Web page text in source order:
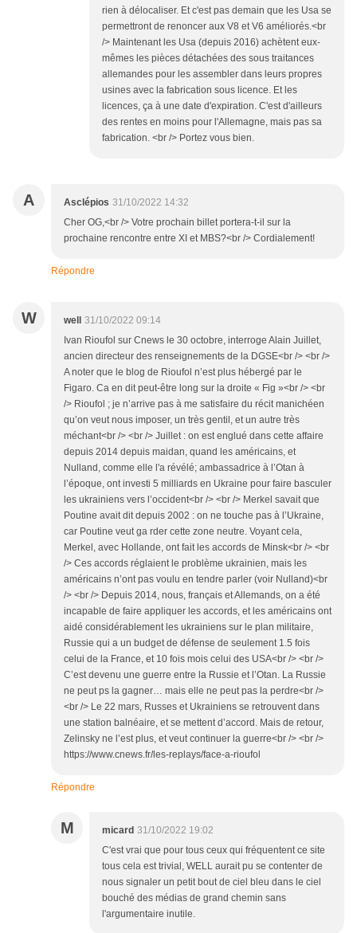
rien à délocaliser. Et c'est pas demain que les Usa se
permettront de renoncer aux V8 et V6 améliorés.<br
/> Maintenant les Usa (depuis 2016) achètent eux-
mêmes les pièces détachées des sous traitances
allemandes pour les assembler dans leurs propres
usines avec la fabrication sous licence. Et les
licences, ça à une date d'expiration. C'est d'ailleurs
des rentes en moins pour l'Allemagne, mais pas sa
fabrication. <br /> Portez vous bien.
A Asclépios 31/10/2022 14:32
Cher OG,<br /> Votre prochain billet portera-t-il sur la
prochaine rencontre entre XI et MBS?<br /> Cordialement!
Répondre
W well 31/10/2022 09:14
Ivan Rioufol sur Cnews le 30 octobre, interroge Alain Juillet,
ancien directeur des renseignements de la DGSE<br /> <br />
A noter que le blog de Rioufol n’est plus hébergé par le
Figaro. Ca en dit peut-être long sur la droite « Fig »<br /> <br
/> Rioufol ; je n’arrive pas à me satisfaire du récit manichéen
qu’on veut nous imposer, un très gentil, et un autre très
méchant<br /> <br /> Juillet : on est englué dans cette affaire
depuis 2014 depuis maidan, quand les américains, et
Nulland, comme elle l'a révélé; ambassadrice à l’Otan à
l’époque, ont investi 5 milliards en Ukraine pour faire basculer
les ukrainiens vers l’occident<br /> <br /> Merkel savait que
Poutine avait dit depuis 2002 : on ne touche pas à l’Ukraine,
car Poutine veut ga rder cette zone neutre. Voyant cela,
Merkel, avec Hollande, ont fait les accords de Minsk<br /> <br
/> Ces accords réglaient le problème ukrainien, mais les
américains n’ont pas voulu en tendre parler (voir Nulland)<br
/> <br /> Depuis 2014, nous, français et Allemands, on a été
incapable de faire appliquer les accords, et les américains ont
aidé considérablement les ukrainiens sur le plan militaire,
Russie qui a un budget de défense de seulement 1.5 fois
celui de la France, et 10 fois mois celui des USA<br /> <br />
C’est devenu une guerre entre la Russie et l’Otan. La Russie
ne peut ps la gagner… mais elle ne peut pas la perdre<br />
<br /> Le 22 mars, Russes et Ukrainiens se retrouvent dans
une station balnéaire, et se mettent d’accord. Mais de retour,
Zelinsky ne l’est plus, et veut continuer la guerre<br /> <br />
https://www.cnews.fr/les-replays/face-a-rioufol
Répondre
M micard 31/10/2022 19:02
C'est vrai que pour tous ceux qui fréquentent ce site
tous cela est trivial, WELL aurait pu se contenter de
nous signaler un petit bout de ciel bleu dans le ciel
bouché des médias de grand chemin sans
l'argumentaire inutile.